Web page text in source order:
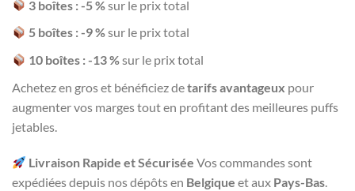
3 boîtes : -5 %sur le prix total
5 boîtes : -9 %sur le prix total
10 boîtes : -13 %sur le prix total
Achetez en gros et bénéficiez detarifs avantageux pour
augmenter vos marges tout en profitant des meilleures puffs
jetables.
Livraison Rapide et Sécurisée Vos commandes sont
expédiées depuis nos dépôts en Belgique et aux Pays-Bas.